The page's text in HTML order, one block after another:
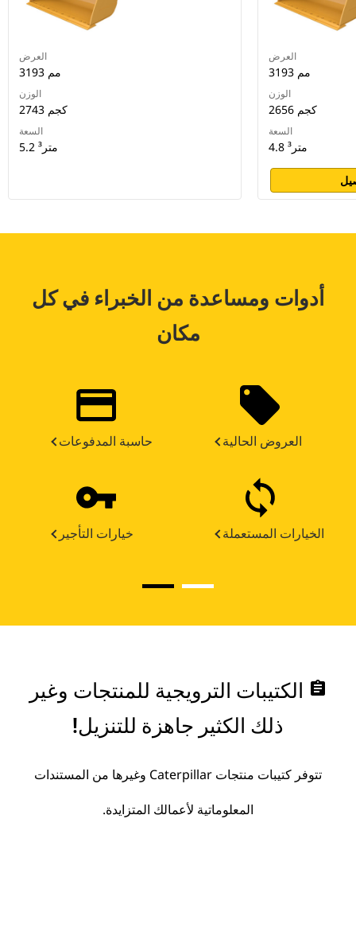
العرض
3193 مم
الوزن
2743 كجم
السعة
5.2 متر³
العرض
3193 مم
الوزن
2656 كجم
السعة
4.8 متر³
أدوات ومساعدة من الخبراء في كل
مكان
حاسبة المدفوعات العروض الحالية
خيارات التأجير الخيارات المستعملة
assignment الكتيبات الترويجية للمنتجات وغير
ذلك الكثير جاهزة للتنزيل!
تتوفر كتيبات منتجات Caterpillar وغيرها من المستندات
المعلوماتية لأعمالك المتزايدة.